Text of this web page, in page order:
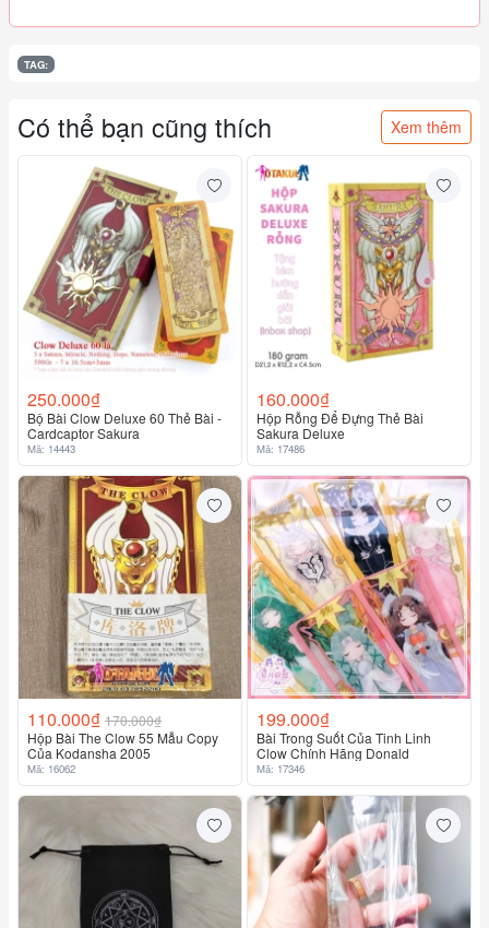
TAG:
Có thể bạn cũng thích Xem thêm
250.000₫
Bộ Bài Clow Deluxe 60 Thẻ Bài -
Cardcaptor Sakura
Mã: 14443
160.000₫
Hộp Rỗng Để Đựng Thẻ Bài
Sakura Deluxe
Mã: 17486
110.000₫ 170.000₫
Hộp Bài The Clow 55 Mẫu Copy
Của Kodansha 2005
Mã: 16062
199.000₫
Bài Trong Suốt Của Tinh Linh
Clow Chính Hãng Donald
Mã: 17346